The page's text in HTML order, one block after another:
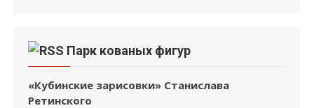
Парк кованых фигур
«Кубинские зарисовки» Станислава
Ретинского